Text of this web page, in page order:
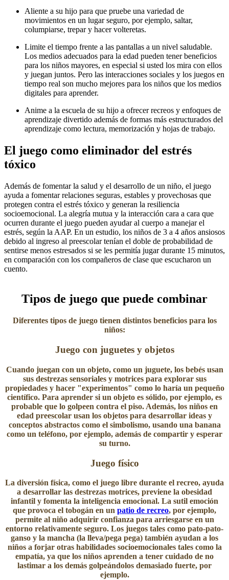
Aliente a su hijo para que pruebe una variedad de
movimientos en un lugar seguro, por ejemplo, saltar,
columpiarse, trepar y hacer volteretas.
Limite el tiempo frente a las pantallas a un nivel saludable.
Los medios adecuados para la edad pueden tener beneficios
para los niños mayores, en especial si usted los mira con ellos
y juegan juntos. Pero las interacciones sociales y los juegos en
tiempo real son mucho mejores para los niños que los medios
digitales para aprender.
Anime a la escuela de su hijo a ofrecer recreos y enfoques de
aprendizaje divertido además de formas más estructurados del
aprendizaje como lectura, memorización y hojas de trabajo.
El juego como eliminador del estrés
tóxico
Además de fomentar la salud y el desarrollo de un niño, el juego
ayuda a fomentar relaciones seguras, estables y provechosas que
protegen contra el estrés tóxico y generan la resiliencia
socioemocional. La alegría mutua y la interacción cara a cara que
ocurren durante el juego pueden ayudar al cuerpo a manejar el
estrés, según la AAP. En un estudio, los niños de 3 a 4 años ansiosos
debido al ingreso al preescolar tenían el doble de probabilidad de
sentirse menos estresados si se les permitía jugar durante 15 minutos,
en comparación con los compañeros de clase que escucharon un
cuento.
Tipos de juego que puede combinar
Diferentes tipos de juego tienen distintos beneficios para los
niños:
Juego con juguetes y objetos
Cuando juegan con un objeto, como un juguete, los bebés usan
sus destrezas sensoriales y motrices para explorar sus
propiedades y hacer "experimentos" como lo haría un pequeño
científico. Para aprender si un objeto es sólido, por ejemplo, es
probable que lo golpeen contra el piso. Además, los niños en
edad preescolar usan los objetos para desarrollar ideas y
conceptos abstractos como el simbolismo, usando una banana
como un teléfono, por ejemplo, además de compartir y esperar
su turno.
Juego físico
La diversión física, como el juego libre durante el recreo, ayuda
a desarrollar las destrezas motrices, previene la obesidad
infantil y fomenta la inteligencia emocional. La sutil emoción
que provoca el tobogán en un patio de recreo, por ejemplo,
permite al niño adquirir confianza para arriesgarse en un
entorno relativamente seguro. Los juegos tales como pato-pato-
ganso y la mancha (la lleva/pega pega) también ayudan a los
niños a forjar otras habilidades socioemocionales tales como la
empatía, ya que los niños aprenden a tener cuidado de no
lastimar a los demás golpeándolos demasiado fuerte, por
ejemplo.